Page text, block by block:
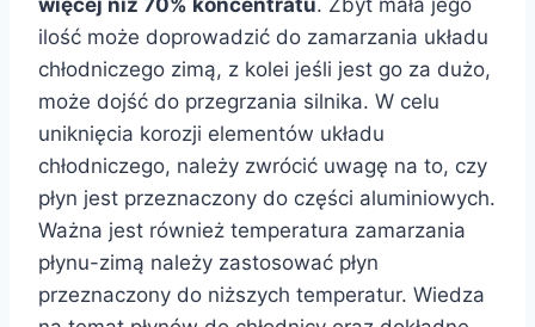
więcej niż 70% koncentratu. Zbyt mała jego
ilość może doprowadzić do zamarzania układu
chłodniczego zimą, z kolei jeśli jest go za dużo,
może dojść do przegrzania silnika. W celu
uniknięcia korozji elementów układu
chłodniczego, należy zwrócić uwagę na to, czy
płyn jest przeznaczony do części aluminiowych.
Ważna jest również temperatura zamarzania
płynu-zimą należy zastosować płyn
przeznaczony do niższych temperatur. Wiedza